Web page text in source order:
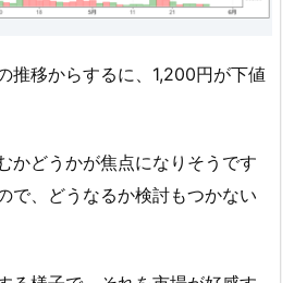
推移からするに、1,200円が下値
かどうかが焦点になりそうです
で、どうなるか検討もつかない